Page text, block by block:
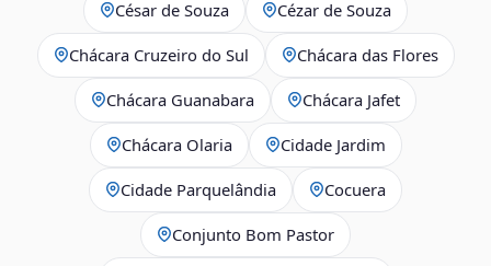
César de Souza Cézar de Souza
Chácara Cruzeiro do Sul Chácara das Flores
Chácara Guanabara Chácara Jafet
Chácara Olaria Cidade Jardim
Cidade Parquelândia Cocuera
Conjunto Bom Pastor